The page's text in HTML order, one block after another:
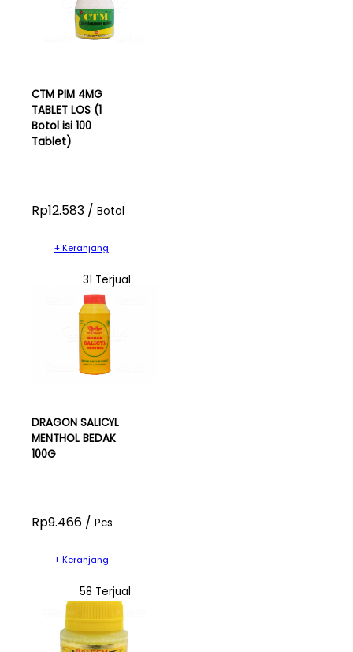
CTM PIM 4MG
TABLET LOS (1
Botol isi 100
Tablet)
Rp12.583 / Botol
+ Keranjang
31 Terjual
DRAGON SALICYL
MENTHOL BEDAK
100G
Rp9.466 / Pcs
+ Keranjang
58 Terjual